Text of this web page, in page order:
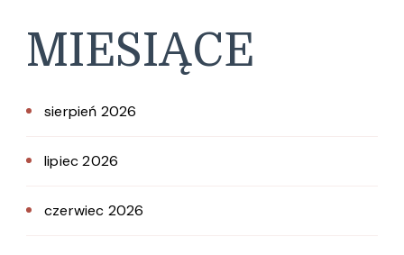
MIESIĄCE
sierpień 2026
lipiec 2026
czerwiec 2026